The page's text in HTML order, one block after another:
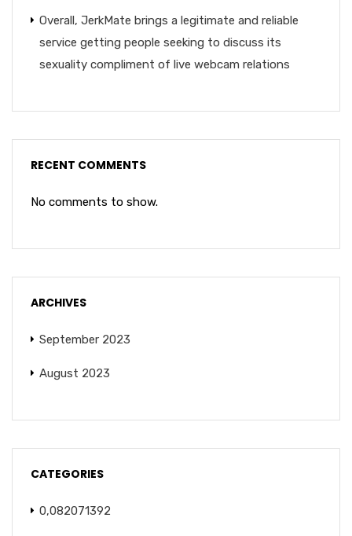
Overall, JerkMate brings a legitimate and reliable
service getting people seeking to discuss its
sexuality compliment of live webcam relations
RECENT COMMENTS
No comments to show.
ARCHIVES
September 2023
August 2023
CATEGORIES
0,082071392